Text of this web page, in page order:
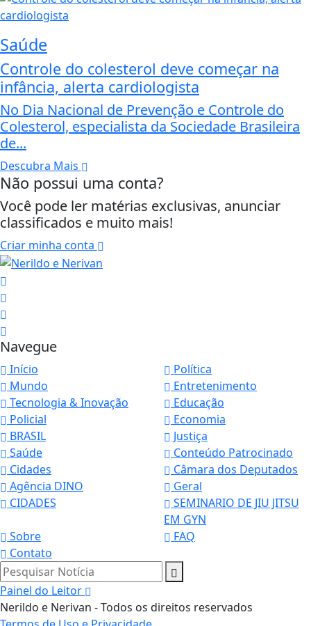
Saúde
Controle do colesterol deve começar na
infância, alerta cardiologista
No Dia Nacional de Prevenção e Controle do
Colesterol, especialista da Sociedade Brasileira
de...
Descubra Mais
Não possui uma conta?
Você pode ler matérias exclusivas, anunciar
classificados e muito mais!
Criar minha conta
Navegue
Início
Política
Mundo
Entretenimento
Tecnologia & Inovação
Educação
Policial
Economia
BRASIL
Justiça
Saúde
Conteúdo Patrocinado
Cidades
Câmara dos Deputados
Agência DINO
Geral
CIDADES
SEMINARIO DE JIU JITSU
EM GYN
Sobre
FAQ
Contato
Pesquisar Notícia
Painel do Leitor
Nerildo e Nerivan - Todos os direitos reservados